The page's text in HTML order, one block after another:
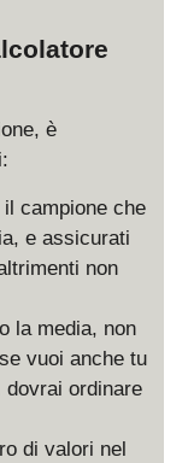
è
campione che
e assicurati
non
la media, non
vuoi anche tu
dovrai ordinare
di valori nel